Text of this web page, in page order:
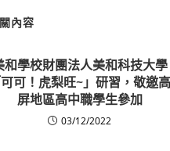
內容
和學校財團法人美和科技大學
可可！虎梨旺~」研習，敬邀高
屏地區高中職學生參加
03/12/2022